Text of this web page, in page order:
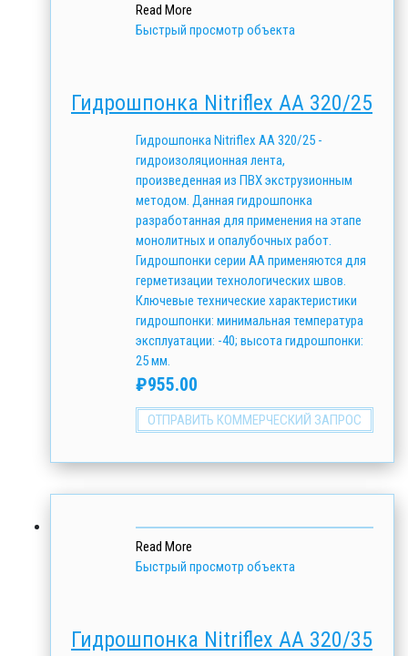
Read More
Быстрый просмотр объекта
Гидрошпонка Nitriflex АА 320/25
Гидрошпонка Nitriflex АА 320/25 -
гидроизоляционная лента,
произведенная из ПВХ экструзионным
методом. Данная гидрошпонка
разработанная для применения на этапе
монолитных и опалубочных работ.
Гидрошпонки серии АА применяются для
герметизации технологических швов.
Ключевые технические характеристики
гидрошпонки: минимальная температура
эксплуатации: -40; высота гидрошпонки:
25 мм.
₽955.00
ОТПРАВИТЬ КОММЕРЧЕСКИЙ ЗАПРОС
Read More
Быстрый просмотр объекта
Гидрошпонка Nitriflex АА 320/35